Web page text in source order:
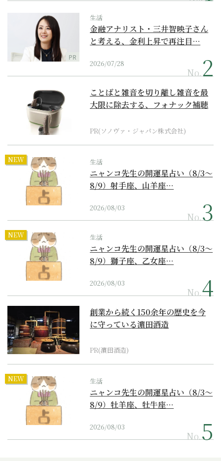
PR
生活
金融アナリスト・三井智映子さん
と考える、金利上昇で再注目…
2026/07/28
No.
ことばと雑音を切り離し雑音を最
大限に除去する、フォナック補聴
PR(ソノヴァ・ジャパン株式会社)
NEW 生活
ニャンコ先生の開運星占い（8/3～
8/9）射手座、山羊座…
2026/08/03
No.
NEW 生活
ニャンコ先生の開運星占い（8/3～
8/9）獅子座、乙女座…
2026/08/03
No.
創業から続く150余年の歴史を今
に守っている濵田酒造
PR(濵田酒造)
NEW 生活
ニャンコ先生の開運星占い（8/3～
8/9）牡羊座、牡牛座…
2026/08/03
No.